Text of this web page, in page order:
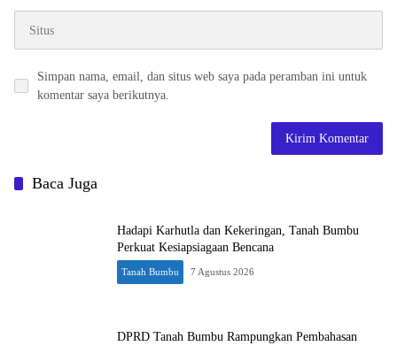
Simpan nama, email, dan situs web saya pada peramban ini untuk
komentar saya berikutnya.
Baca Juga
Hadapi Karhutla dan Kekeringan, Tanah Bumbu
Perkuat Kesiapsiagaan Bencana
Tanah Bumbu 7 Agustus 2026
DPRD Tanah Bumbu Rampungkan Pembahasan